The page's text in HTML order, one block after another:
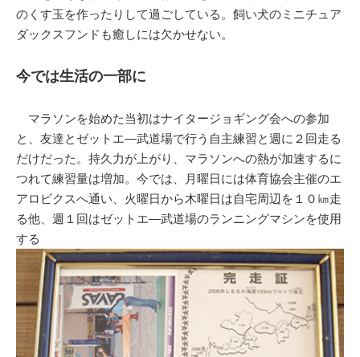
のくす玉を作ったりして過ごしている。飼い犬のミニチュア
ダックスフンドも癒しには欠かせない。
今では生活の一部に
マラソンを始めた当初はナイタージョギング会への参加
と、友達とゼットエ―武道場で行う自主練習と週に２回走る
だけだった。持久力が上がり、マラソンへの熱が加速するに
つれて練習量は増加。今では、月曜日には体育協会主催のエ
アロビクスへ通い、火曜日から木曜日は自宅周辺を１０㎞走
る他、週１回はゼットエ―武道場のランニングマシンを使用
する